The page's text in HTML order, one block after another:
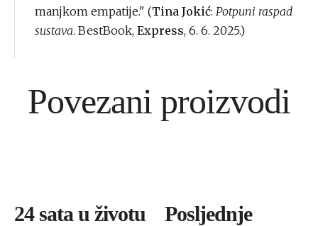
manjkom empatije." (Tina Jokić: Potpuni raspad
sustava. BestBook, Express, 6. 6. 2025.)
Povezani proizvodi
24 sata u životu
Posljednje